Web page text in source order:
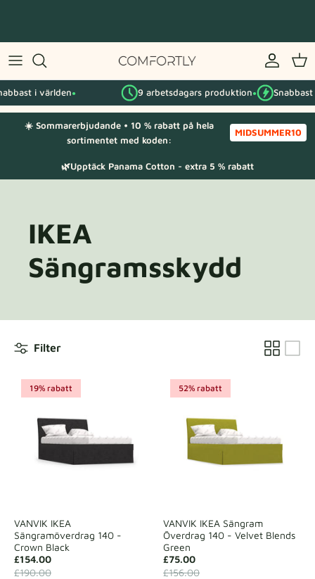
innehåll
Efter IKEA-serie
Efter kategori
Tygprover
Tygprover
i världen● 9 arbetsdagars produktion● Snabbast i
☀️ Sommarerbjudande • 10 % rabatt på hela
sortimentet med koden:
MIDSUMMER10
🌿Upptäck Panama Cotton - extra 5 % rabatt
IKEA
Sängramsskydd
Filter
19% rabatt
VANVIK IKEA
Sängramöverdrag 140 -
Crown Black
£154.00
£190.00
52% rabatt
VANVIK IKEA Sängram
Överdrag 140 - Velvet Blends
Green
£75.00
£156.00